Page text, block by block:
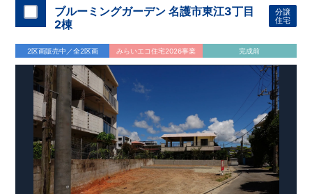
第三中学校 約210m（徒歩3分）
買い物施設
ローソン沼津下香貫店 約530m（徒歩7分）
マックスバリュ沼津香貫店 約988m（徒歩13分）
ウエルシア沼津下香貫店 約1,100m（徒歩14分）
その他施設
まの心血管クリニック(内科・外科) 約630m（徒歩8分）
清水銀行下香貫支店 約893m（徒歩12分）
沼津下香貫郵便局 約979m（徒歩13分）
◆この物件の魅力◆
◎便利で暮らしやすい環境
駅徒歩圏内で生活施設も充実。子育て世代も安心の教育・医
療環境が整っています。
◎快適な住空間
ブルーミングガーデン 名護市東江3丁目
2棟
分譲
住宅
2区画販売中／全2区画 みらいエコ住宅2026事業 完成前